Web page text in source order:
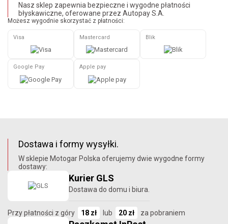
Nasz sklep zapewnia bezpieczne i wygodne płatności
błyskawiczne, oferowane przez Autopay S.A.
Możesz wygodnie skorzystać z płatności:
Visa Mastercard Blik
Google Pay Apple pay
Dostawa i formy wysyłki.
W sklepie Motogar Polska oferujemy dwie wygodne formy
dostawy:
Kurier GLS
Dostawa do domu i biura.
Przy płatności z góry 18 zł lub 20 zł za pobraniem